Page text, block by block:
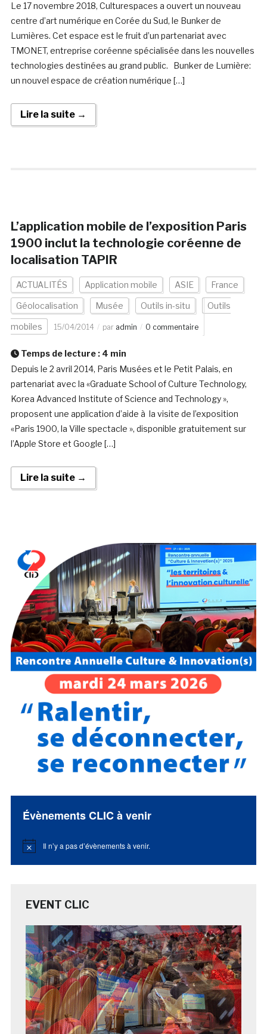
Le 17 novembre 2018, Culturespaces a ouvert un nouveau
centre d’art numérique en Corée du Sud, le Bunker de
Lumières. Cet espace est le fruit d’un partenariat avec
TMONET, entreprise coréenne spécialisée dans les nouvelles
technologies destinées au grand public. Bunker de Lumière:
un nouvel espace de création numérique […]
Lire la suite →
L’application mobile de l’exposition Paris
1900 inclut la technologie coréenne de
localisation TAPIR
ACTUALITÉS Application mobile ASIE France
Géolocalisation Musée Outils in-situ Outils
mobiles 15/04/2014 par admin 0 commentaire
Temps de lecture : 4 min
Depuis le 2 avril 2014, Paris Musées et le Petit Palais, en
partenariat avec la «Graduate School of Culture Technology,
Korea Advanced Institute of Science and Technology »,
proposent une application d’aide à la visite de l’exposition
«Paris 1900, la Ville spectacle », disponible gratuitement sur
l’Apple Store et Google […]
Lire la suite →
Évènements CLIC à venir
Notice Il n’y a pas d’évènements à venir.
EVENT CLIC